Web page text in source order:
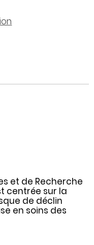
et de Recherche
centrée sur la
de déclin
en soins des